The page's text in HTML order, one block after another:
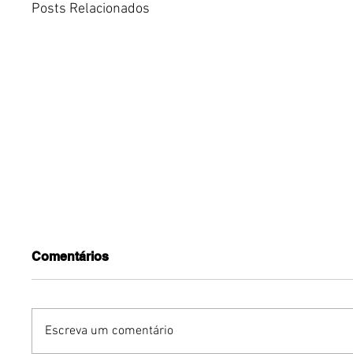
Posts Relacionados
Comentários
Escreva um comentário